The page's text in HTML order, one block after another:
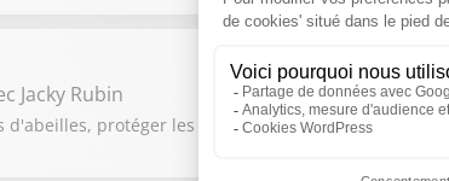
Jacky Rubin
protéger les ruches et faire face à des